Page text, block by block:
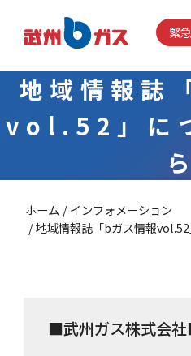
緊
地域情報誌
vol.52」に
ら
ホーム
インフォメーション
地域情報誌「bガス情報
■武州ガス株式会